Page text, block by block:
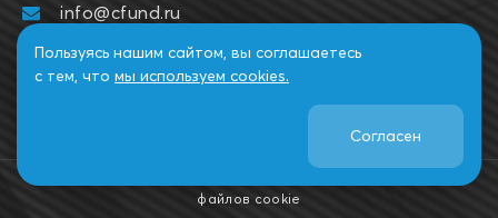
info@cfund.ru
файлов cookie
Пользуясь нашим сайтом, вы соглашаетесь
с тем, что мы используем cookies.
Согласен